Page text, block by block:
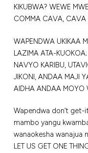
KIKUBWA? WEWE
COMMA CAVA, CAVA
WAPENDWA UKIKAA
LAZIMA ATA-
NAVYO KARIBU,
JIKONI, ANDAA MAJI
AIDHA ANDAA MOYO
Wapendwa don’t get-
mambo yangu
wanaokesha wanajua
LET US GET ONE